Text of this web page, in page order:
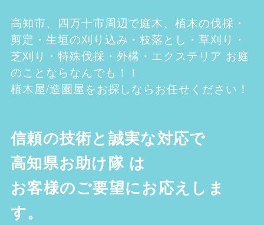
高知市、四万十市周辺で庭木、植木の伐採・
剪定・生垣の刈り込み・枝落とし・草刈り・
芝刈り・特殊伐採・外構・エクステリア お庭
のことならなんでも！！
植木屋/造園屋をお探しならお任せください！
信頼の技術と誠実な対応で
高知県お助け隊 は
お客様のご要望にお応えしま
す。